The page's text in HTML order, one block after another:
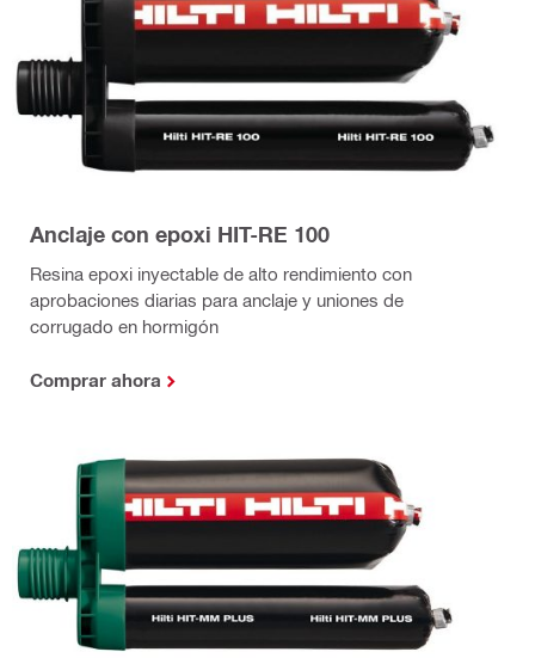
Anclaje con epoxi HIT-RE 100
Resina epoxi inyectable de alto rendimiento con
aprobaciones diarias para anclaje y uniones de
corrugado en hormigón
Comprar ahora